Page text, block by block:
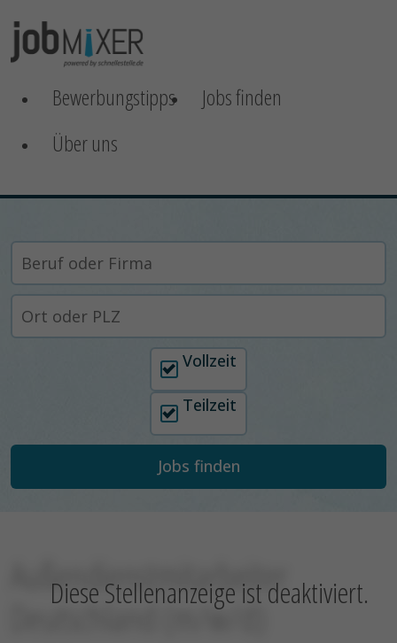
Bewerbungstipps
Jobs finden
Über uns
Arbeitszeit auswählen
Vollzeit
Teilzeit
Diese Stellenanzeige ist deaktiviert.
Außendienstmitarbeiter
Deutschland (m/w/d)